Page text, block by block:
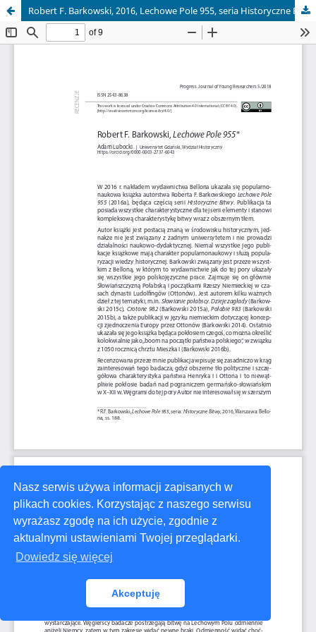
Nasz serwis używa informacji zapisanych w
plikach cookies. Korzystając z naszego serwisu
wyrażasz zgodę na ich użycie, zgodnie z
aktualnymi ustawieniami Twojej przeglądarki.
Dowiedz się więcej
Akceptuję
Robert F. Barkowski, 2016, Lechowe Pole 955, seria Historyczne Bitwy, Warszawa: Bellona, ss. 188